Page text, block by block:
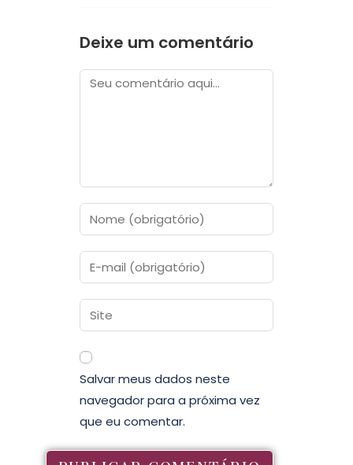
Deixe um comentário
Salvar meus dados neste
navegador para a próxima vez
que eu comentar.